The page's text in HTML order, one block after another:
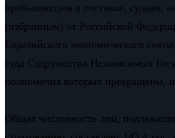
пребывающим в отставке, судьям,
(избранным) от Российской
Евразийского экономического
суда Содружества Независимых
полномочия которых прекращены,
Общая численность лиц,